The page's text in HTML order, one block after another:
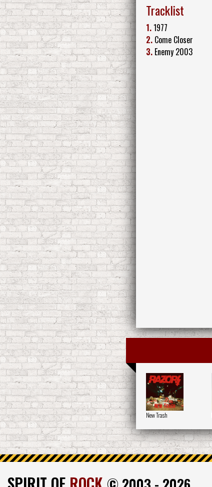
Tracklist
1.1977
2. Come Closer
3. Enemy 2003
New Trash